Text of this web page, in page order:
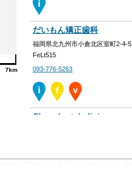
7km
だいもん矯正歯科
福岡県北九州市小倉北区室町2-4-5
FeLt515
093-776-5263
Clara dental clinic